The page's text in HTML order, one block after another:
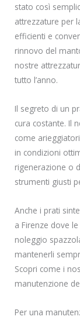
stato così
attrezzature per
efficienti e
rinnovo del
nostre
tutto l’anno.
Il segreto di un
cura costante. Il
come
in condizioni
rigenerazione o
strumenti giusti
Anche i prati
a Firenze dove
noleggio
mantenerli
Scopri come i
manutenzione
Per una